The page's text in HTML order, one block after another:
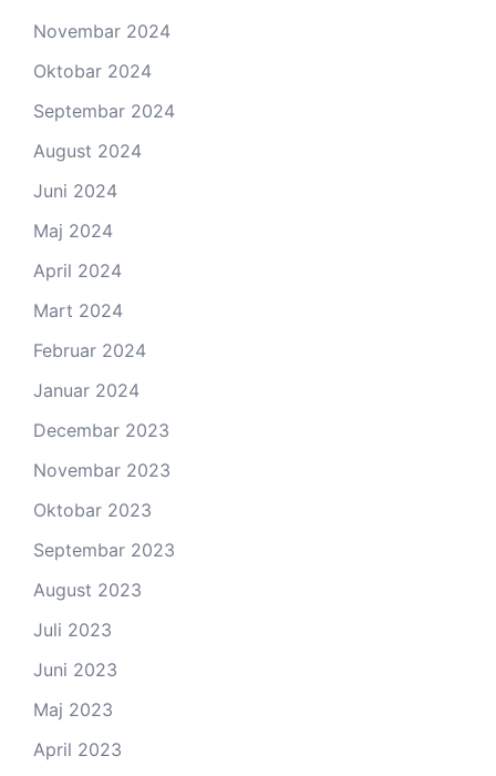
Novembar 2024
Oktobar 2024
Septembar 2024
August 2024
Juni 2024
Maj 2024
April 2024
Mart 2024
Februar 2024
Januar 2024
Decembar 2023
Novembar 2023
Oktobar 2023
Septembar 2023
August 2023
Juli 2023
Juni 2023
Maj 2023
April 2023